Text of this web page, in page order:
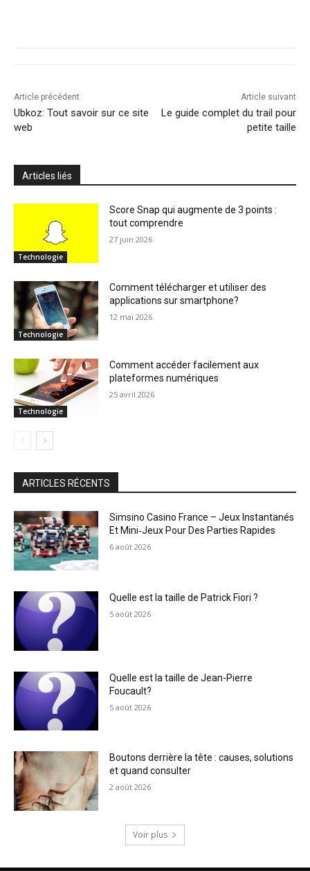
Article précédent
Ubkoz: Tout savoir sur ce site
web
Article suivant
Le guide complet du trail pour
petite taille
Articles liés
Technologie
Score Snap qui augmente de 3 points :
tout comprendre
27 juin 2026
Technologie
Comment télécharger et utiliser des
applications sur smartphone?
12 mai 2026
Technologie
Comment accéder facilement aux
plateformes numériques
25 avril 2026
ARTICLES RÉCENTS
Simsino Casino France – Jeux Instantanés
Et Mini‑Jeux Pour Des Parties Rapides
6 août 2026
Quelle est la taille de Patrick Fiori ?
5 août 2026
Quelle est la taille de Jean-Pierre
Foucault?
5 août 2026
Boutons derrière la tête : causes, solutions
et quand consulter
2 août 2026
Voir plus